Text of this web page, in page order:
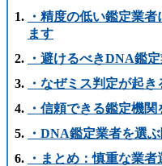
・精度の低い鑑定業
ます
・避けるべきDNA鑑
・なぜミス判定が起
・信頼できる鑑定機
・DNA鑑定業者を選
・まとめ：慎重な業